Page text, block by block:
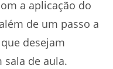
a aplicação do
de um passo a
desejam
de aula.